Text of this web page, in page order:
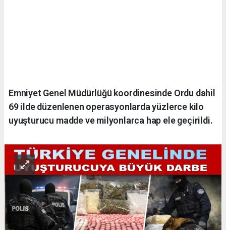
Emniyet Genel Müdürlüğü koordinesinde Ordu dahil
69 ilde düzenlenen operasyonlarda yüzlerce kilo
uyuşturucu madde ve milyonlarca hap ele geçirildi.